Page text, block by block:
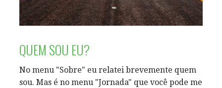
QUEM SOU EU?
No menu "Sobre" eu relatei brevemente quem
sou. Mas é no menu "Jornada" que você pode me